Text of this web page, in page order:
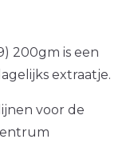
200gm is een
extraatje.
voor de